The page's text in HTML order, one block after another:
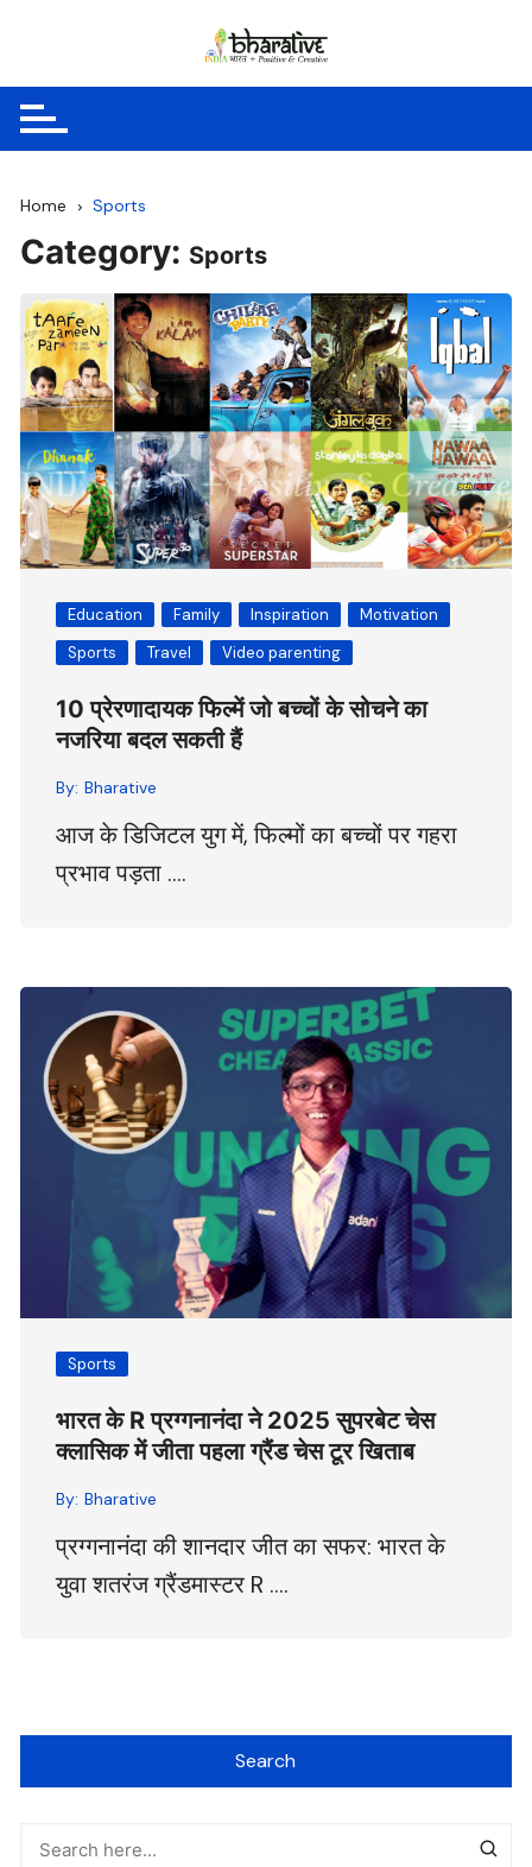
to
content
Home Sports
Category: Sports
Education Family Inspiration
Motivation
Sports
Travel Video parenting
10 प्रेरणादायक फिल्में जो बच्चों के सोचने का
नजरिया बदल सकती हैं
By: Bharative
आज के डिजिटल युग में, फिल्मों का बच्चों पर गहरा
प्रभाव पड़ता ….
Sports
भारत के R प्रग्गनानंदा ने 2025 सुपरबेट चेस
क्लासिक में जीता पहला ग्रैंड चेस टूर खिताब
By: Bharative
प्रग्गनानंदा की शानदार जीत का सफर: भारत के
युवा शतरंज ग्रैंडमास्टर R ….
Search